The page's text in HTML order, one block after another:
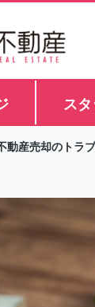
ス
動産売却のトラ